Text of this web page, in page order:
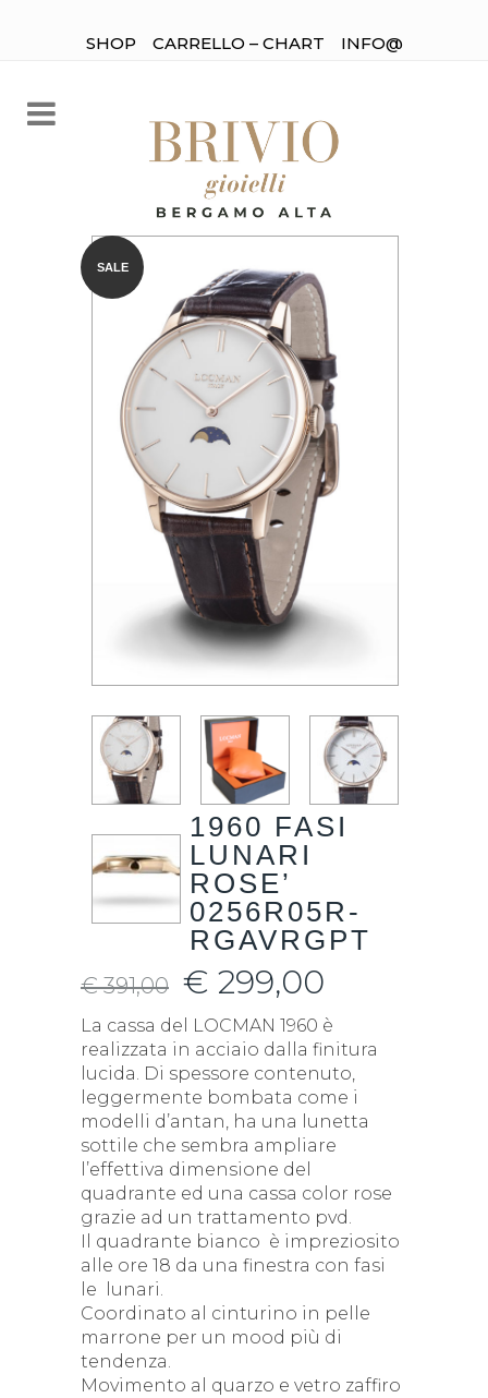
SHOP CARRELLO – CHART INFO@
SALE
1960 FASI
LUNARI
ROSE’
0256R05R-
RGAVRGPT
€391,00 € 299,00
La cassa del LOCMAN 1960 è
realizzata in acciaio dalla finitura
lucida. Di spessore contenuto,
leggermente bombata come i
modelli d’antan, ha una lunetta
sottile che sembra ampliare
l’effettiva dimensione del
quadrante ed una cassa color rose
grazie ad un trattamento pvd.
Il quadrante bianco è impreziosito
alle ore 18 da una finestra con fasi
le lunari.
Coordinato al cinturino in pelle
marrone per un mood più di
tendenza.
Movimento al quarzo e vetro zaffiro